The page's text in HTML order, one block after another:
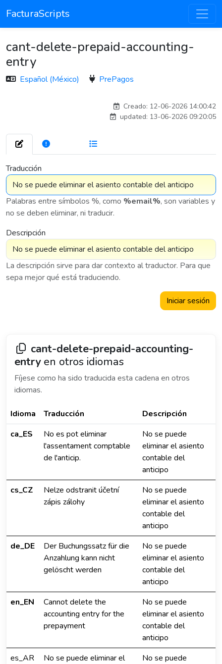
FacturaScripts
cant-delete-prepaid-accounting-
entry
Español (México) PrePagos
Creado: 12-06-2026 14:00:42
updated: 13-06-2026 09:20:05
Traducción
Palabras entre símbolos %, como %email%, son variables y
no se deben eliminar, ni traducir.
Descripción
La descripción sirve para dar contexto al traductor. Para que
sepa mejor qué está traduciendo.
Iniciar sesión
cant-delete-prepaid-accounting-
entryen otros idiomas
Fíjese como ha sido traducida esta cadena en otros
idiomas.
Idioma Traducción
Descripción
ca_ES
No es pot eliminar
l'assentament comptable
de l'anticip.
No se puede
eliminar el asiento
contable del
anticipo
cs_CZ
Nelze odstranit účetní
zápis zálohy
No se puede
eliminar el asiento
contable del
anticipo
de_DE
Der Buchungssatz für die
Anzahlung kann nicht
gelöscht werden
No se puede
eliminar el asiento
contable del
anticipo
en_EN
Cannot delete the
accounting entry for the
prepayment
No se puede
eliminar el asiento
contable del
anticipo
es_AR
No se puede eliminar el
No se puede